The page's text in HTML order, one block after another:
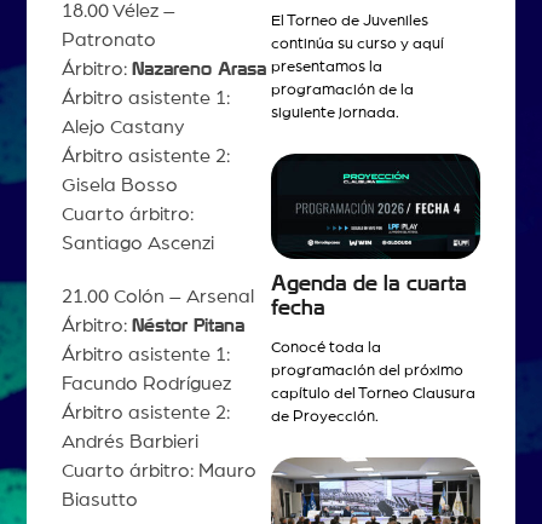
18.00 Vélez –
Patronato
Árbitro: Nazareno Arasa
Árbitro asistente 1:
Alejo Castany
Árbitro asistente 2:
Gisela Bosso
Cuarto árbitro:
Santiago Ascenzi
21.00 Colón – Arsenal
Árbitro: Néstor Pitana
Árbitro asistente 1:
Facundo Rodríguez
Árbitro asistente 2:
Andrés Barbieri
Cuarto árbitro: Mauro
Biasutto
El Torneo de Juveniles
continúa su curso y aquí
presentamos la
programación de la
siguiente jornada.
Agenda de la cuarta
fecha
Conocé toda la
programación del próximo
capítulo del Torneo Clausura
de Proyección.